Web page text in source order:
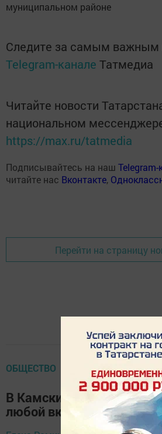
муниципальном районе
Следите за самым важным
Telegram-канале Татмедиа
Читайте новости
национальном
https://max.ru/tatmedia
Подписывайтесь на наш Telegram-
читайте нас Вконтакте,
Перейти на страницу
ОБЩЕСТВО
В Камских Полянах
любой вкус!